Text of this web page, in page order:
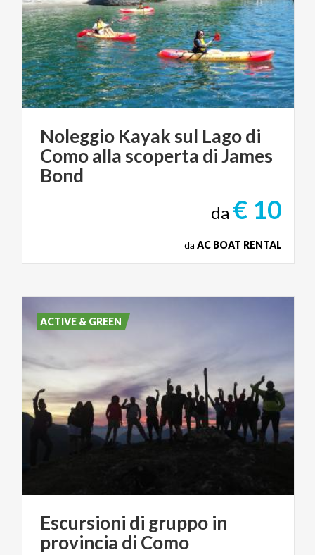
Noleggio Kayak sul Lago di
Como alla scoperta di James
Bond
da € 10
da AC BOAT RENTAL
Escursioni di gruppo in
provincia di Como
ACTIVE & GREEN